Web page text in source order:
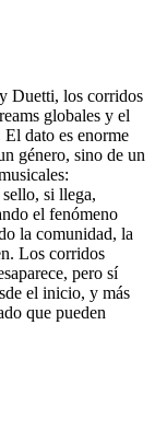
Duetti, los corridos
globales y el
El dato es enorme
género, sino de un
si llega,
el fenómeno
la comunidad, la
Los corridos
pero sí
el inicio, y más
que pueden